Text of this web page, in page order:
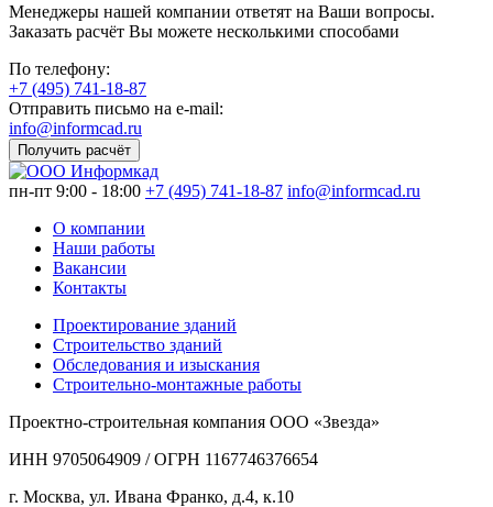
Менеджеры нашей компании ответят на Ваши вопросы.
Заказать расчёт Вы можете несколькими способами
По телефону:
+7 (495) 741-18-87
Отправить письмо на e-mail:
info@informcad.ru
Получить расчёт
пн-пт 9:00 - 18:00 +7 (495) 741-18-87 info@informcad.ru
О компании
Наши работы
Вакансии
Контакты
Проектирование зданий
Строительство зданий
Обследования и изыскания
Строительно-монтажные работы
Проектно-строительная компания ООО «Звезда»
ИНН 9705064909 / ОГРН 1167746376654
г. Москва, ул. Ивана Франко, д.4, к.10